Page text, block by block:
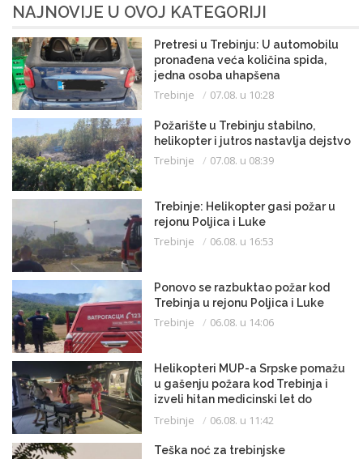
NAJNOVIJE U OVOJ KATEGORIJI
Pretresi u Trebinju: U automobilu
pronađena veća količina spida,
jedna osoba uhapšena
Trebinje 07.08. u 10:28
Požarište u Trebinju stabilno,
helikopter i jutros nastavlja dejstvo
Trebinje 07.08. u 08:39
Trebinje: Helikopter gasi požar u
rejonu Poljica i Luke
Trebinje 06.08. u 16:53
Ponovo se razbuktao požar kod
Trebinja u rejonu Poljica i Luke
Trebinje 06.08. u 14:06
Helikopteri MUP-a Srpske pomažu
u gašenju požara kod Trebinja i
izveli hitan medicinski let do
Beograda
Trebinje 06.08. u 11:42
Teška noć za trebinjske